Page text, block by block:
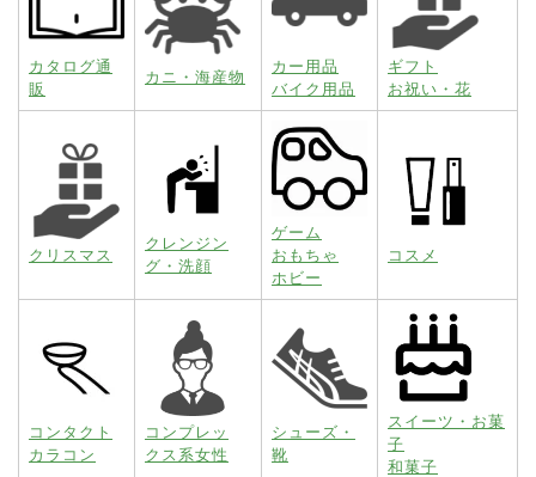
カタログ通
販
カニ・海産物
カー用品
バイク用品
ギフト
お祝い・花
クリスマス
クレンジン
グ・洗顔
ゲーム
おもちゃ
ホビー
コスメ
コンタクト
カラコン
コンプレッ
クス系女性
シューズ・
靴
スイーツ・お菓
子
和菓子